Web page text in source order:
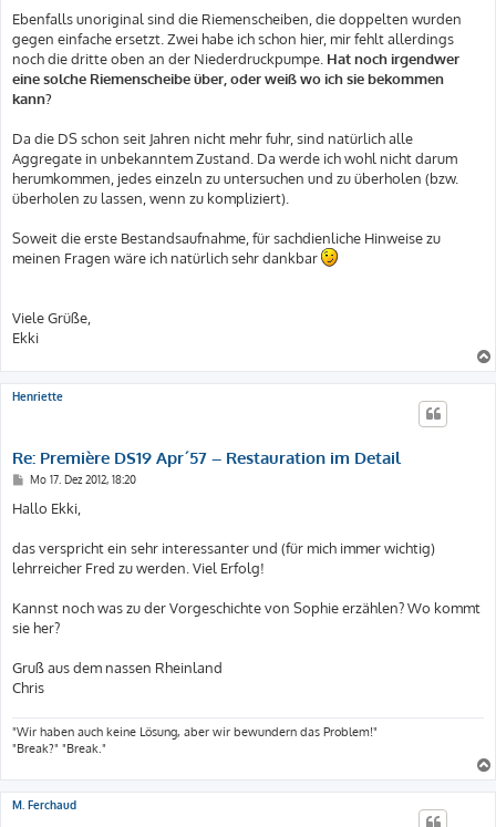
Ebenfalls unoriginal sind die Riemenscheiben, die doppelten wurden
gegen einfache ersetzt. Zwei habe ich schon hier, mir fehlt allerdings
noch die dritte oben an der Niederdruckpumpe. Hat noch irgendwer
eine solche Riemenscheibe über, oder weiß wo ich sie bekommen
kann?
Da die DS schon seit Jahren nicht mehr fuhr, sind natürlich alle
Aggregate in unbekanntem Zustand. Da werde ich wohl nicht darum
herumkommen, jedes einzeln zu untersuchen und zu überholen (bzw.
überholen zu lassen, wenn zu kompliziert).
Soweit die erste Bestandsaufnahme, für sachdienliche Hinweise zu
meinen Fragen wäre ich natürlich sehr dankbar
Viele Grüße,
Ekki
Henriette
Re: Première DS19 Apr´57 – Restauration im Detail
B
i
t
a
g
Mo 17. Dez 2012, 18:20
Hallo Ekki,
das verspricht ein sehr interessanter und (für mich immer wichtig)
lehrreicher Fred zu werden. Viel Erfolg!
Kannst noch was zu der Vorgeschichte von Sophie erzählen? Wo kommt
sie her?
Gruß aus dem nassen Rheinland
Chris
"Wir haben auch keine Lösung, aber wir bewundern das Problem!"
"Break?" "Break."
M. Ferchaud